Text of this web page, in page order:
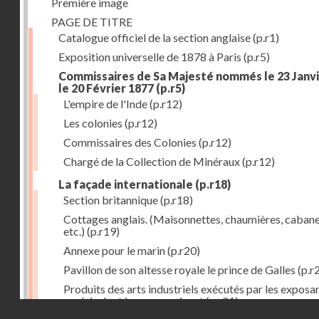
PAGE DE TITRE
Catalogue officiel de la section anglaise(p.r1)
Exposition universelle de 1878 à Paris (p.r5)
Commissaires de Sa Majesté nommés le 23
le 20 Février 1877 (p.r5)
L'empire de l'Inde(p.r12)
Les colonies (p.r12)
Commissaires des Colonies (p.r12)
Chargé de la Collection de Minéraux(p.r12)
La façade internationale (p.r18)
Section britannique(p.r18)
Cottages anglais. (Maisonnettes, chaumières,
etc.) (p.r19)
Annexe pour le marin(p.r20)
Pavillon de son altesse royale le prince de Galles
Produits des arts industriels exécutés par les
anglais dont les noms suivent(p.r21)